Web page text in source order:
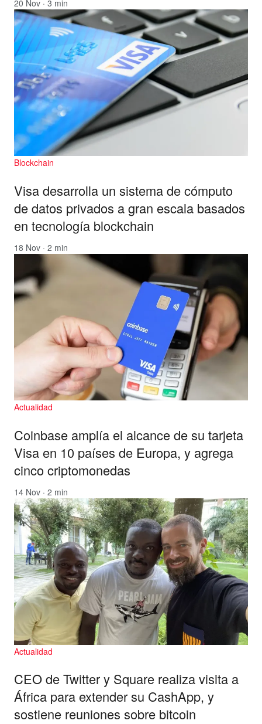
20 Nov · 3 min
Blockchain
Visa desarrolla un sistema de cómputo
de datos privados a gran escala basados
en tecnología blockchain
18 Nov · 2 min
Actualidad
Coinbase amplía el alcance de su tarjeta
Visa en 10 países de Europa, y agrega
cinco criptomonedas
14 Nov · 2 min
Actualidad
CEO de Twitter y Square realiza visita a
África para extender su CashApp, y
sostiene reuniones sobre bitcoin